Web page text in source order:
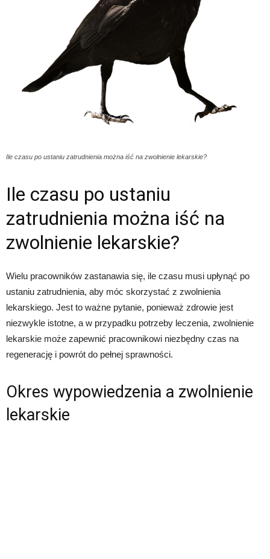
Ile czasu po ustaniu zatrudnienia można iść na zwolnienie lekarskie?
Ile czasu po ustaniu
zatrudnienia można iść na
zwolnienie lekarskie?
Wielu pracowników zastanawia się, ile czasu musi upłynąć po
ustaniu zatrudnienia, aby móc skorzystać z zwolnienia
lekarskiego. Jest to ważne pytanie, ponieważ zdrowie jest
niezwykle istotne, a w przypadku potrzeby leczenia, zwolnienie
lekarskie może zapewnić pracownikowi niezbędny czas na
regenerację i powrót do pełnej sprawności.
Okres wypowiedzenia a zwolnienie
lekarskie